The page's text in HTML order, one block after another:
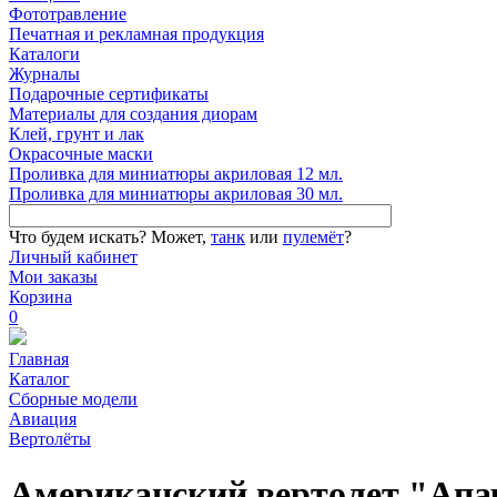
Фототравление
Печатная и рекламная продукция
Каталоги
Журналы
Подарочные сертификаты
Материалы для создания диорам
Клей, грунт и лак
Окрасочные маски
Проливка для миниатюры акриловая 12 мл.
Проливка для миниатюры акриловая 30 мл.
Что будем искать? Может, танк или пулемёт?
Личный кабинет
Мои заказы
Корзина
0
Главная
Каталог
Сборные модели
Авиация
Вертолёты